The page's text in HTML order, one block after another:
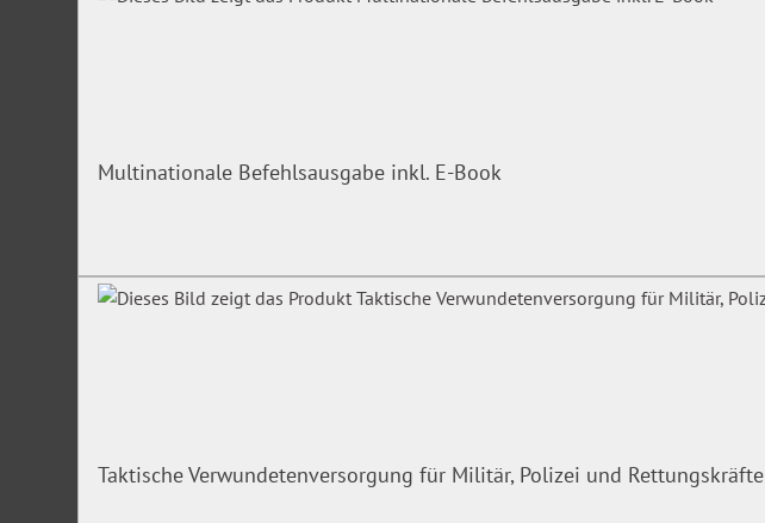
Multinationale Befehlsausgabe inkl. E-Book
Taktische Verwundetenversorgung für Militär, Polizei und Rettungskräfte